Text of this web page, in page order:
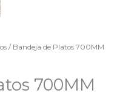
/ Bandeja de Platos 700MM
700MM